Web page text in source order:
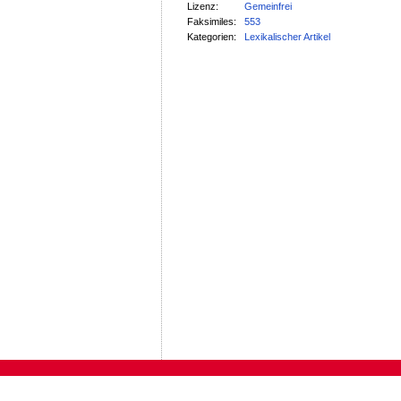
Lizenz:
Gemeinfrei
Faksimiles:
553
Kategorien:
Lexikalischer Artikel